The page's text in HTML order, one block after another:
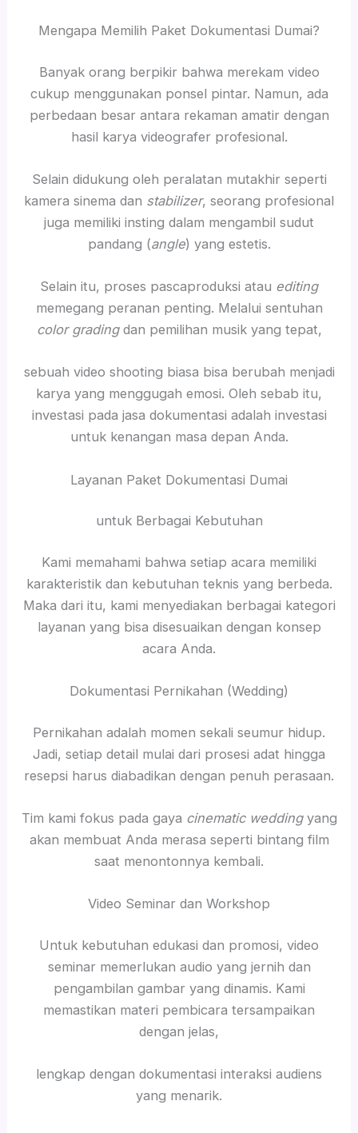
Mengapa Memilih Paket Dokumentasi Dumai?
Banyak orang berpikir bahwa merekam video
cukup menggunakan ponsel pintar. Namun, ada
perbedaan besar antara rekaman amatir dengan
hasil karya videografer profesional.
Selain didukung oleh peralatan mutakhir seperti
kamera sinema dan stabilizer, seorang profesional
juga memiliki insting dalam mengambil sudut
pandang (angle) yang estetis.
Selain itu, proses pascaproduksi atau editing
memegang peranan penting. Melalui sentuhan
color gradingdan pemilihan musik yang tepat,
sebuah video shooting biasa bisa berubah menjadi
karya yang menggugah emosi. Oleh sebab itu,
investasi pada jasa dokumentasi adalah investasi
untuk kenangan masa depan Anda.
Layanan Paket Dokumentasi Dumai
untuk Berbagai Kebutuhan
Kami memahami bahwa setiap acara memiliki
karakteristik dan kebutuhan teknis yang berbeda.
Maka dari itu, kami menyediakan berbagai kategori
layanan yang bisa disesuaikan dengan konsep
acara Anda.
Dokumentasi Pernikahan (Wedding)
Pernikahan adalah momen sekali seumur hidup.
Jadi, setiap detail mulai dari prosesi adat hingga
resepsi harus diabadikan dengan penuh perasaan.
Tim kami fokus pada gaya cinematic weddingyang
akan membuat Anda merasa seperti bintang film
saat menontonnya kembali.
Video Seminar dan Workshop
Untuk kebutuhan edukasi dan promosi, video
seminar memerlukan audio yang jernih dan
pengambilan gambar yang dinamis. Kami
memastikan materi pembicara tersampaikan
dengan jelas,
lengkap dengan dokumentasi interaksi audiens
yang menarik.